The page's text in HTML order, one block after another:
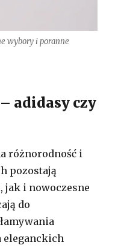
wybory i poranne
adidasy czy
różnorodność i
pozostają
i nowoczesne
do
eleganckich